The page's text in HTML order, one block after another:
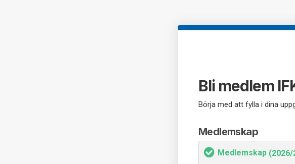
Bli medlem
Börja med att fylla i dina
Medlemskap
Medlemskap (2026/